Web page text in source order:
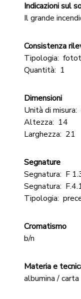
Indicazioni sul
Il grande
Consistenza
Tipologia:
Quantità: 1
Dimensioni
Unità di misura:
Altezza: 14
Larghezza: 21
Segnature
Segnatura: F
Segnatura:
Tipologia:
Cromatismo
b/n
Materia e
albumina / carta